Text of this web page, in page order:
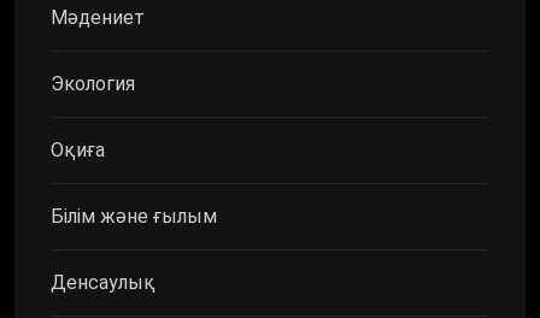
Мәдениет
Экология
Оқиға
Білім және ғылым
Денсаулық